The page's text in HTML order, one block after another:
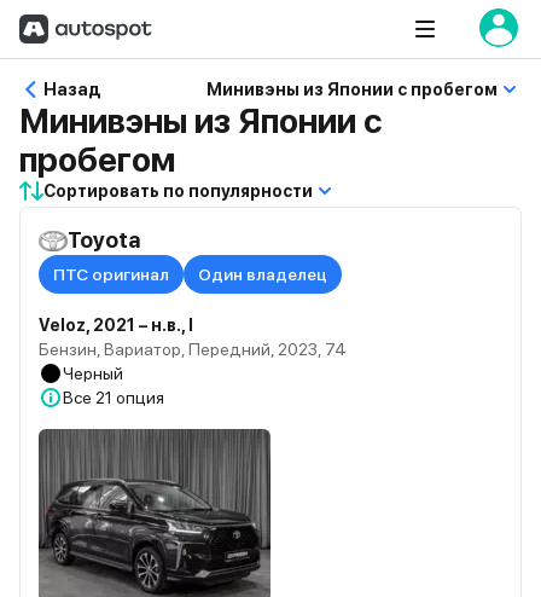
Назад Минивэны из Японии с пробегом
Минивэны из Японии с
пробегом
Сортировать по популярности
Toyota
ПТС оригинал Один владелец
Veloz, 2021 – н.в., I
Бензин, Вариатор, Передний, 2023, 74
Черный
Все 21 опция